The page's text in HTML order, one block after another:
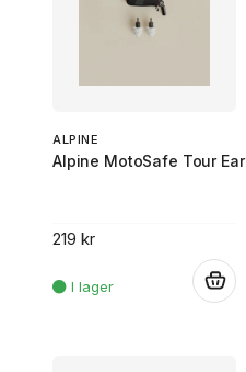
ALPINE
Alpine MotoSafe Tour
219 kr